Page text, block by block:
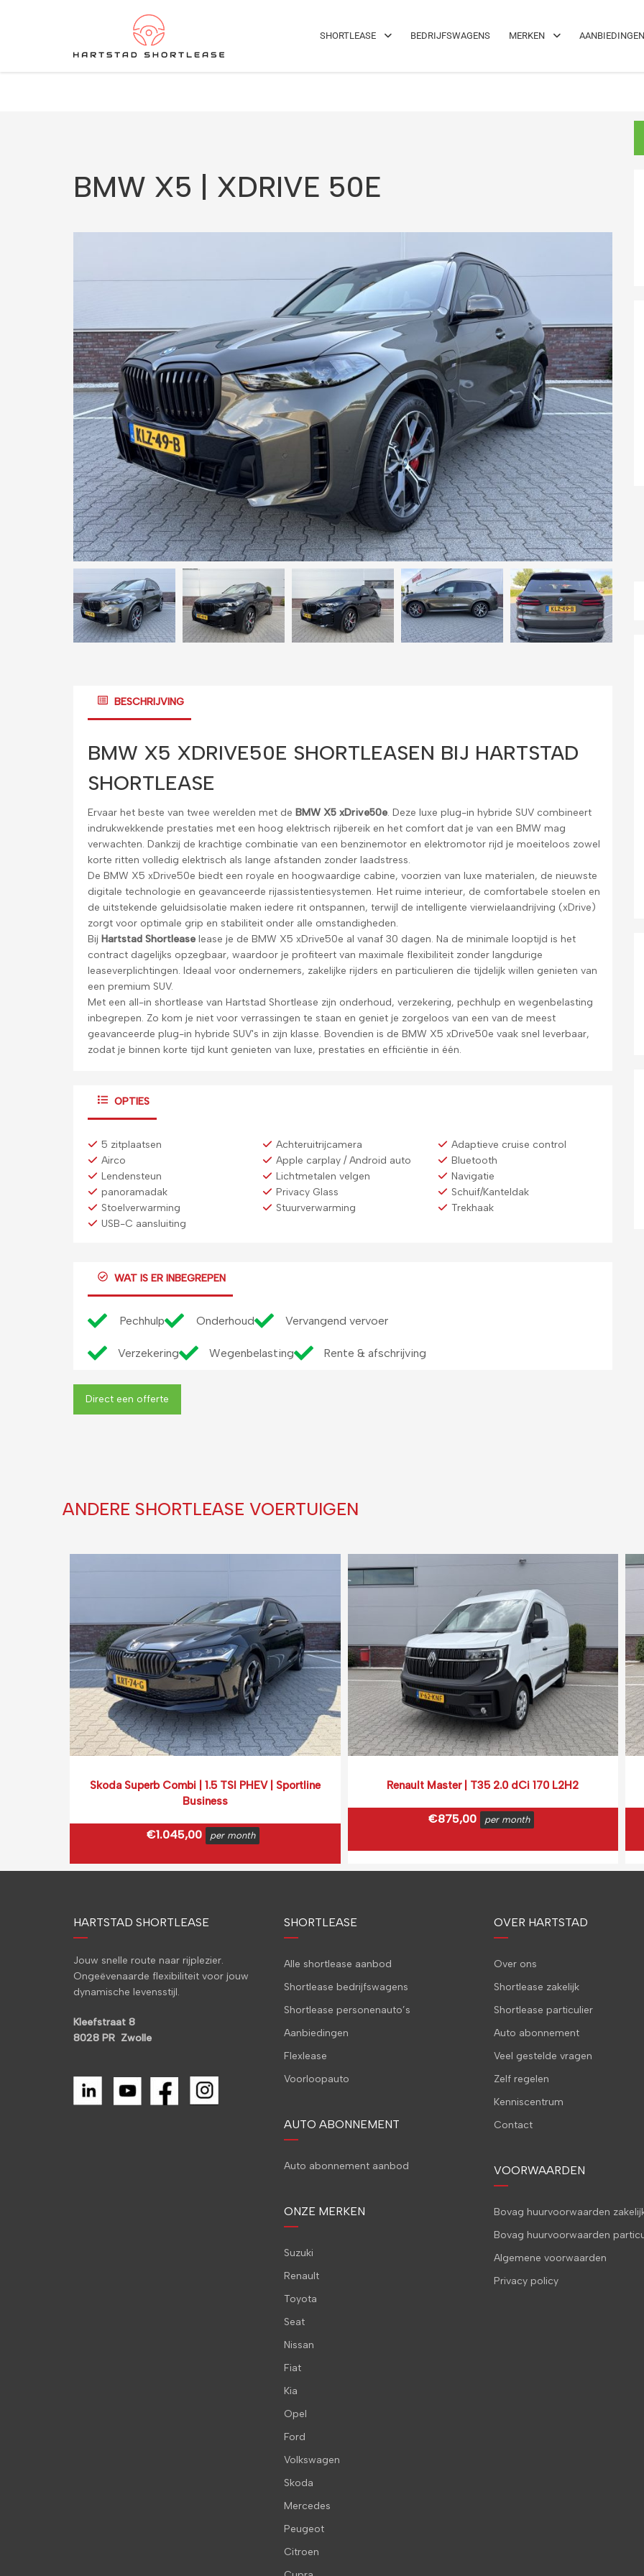
4.5 / 5.0
10+ jaar ervaring in shortlease – Betrouwbaar & flexibel!
Maximale flexibiliteit
SHORTLEASE BEDRIJFSWAGENS MERKEN AANBIEDINGEN
BMW X5 | XDRIVE 50E
BESCHRIJVING
BMW X5 XDRIVE50E SHORTLEASEN BIJ HARTSTAD
SHORTLEASE
Ervaar het beste van twee werelden met de BMW X5 xDrive50e. Deze luxe plug-in hybride SUV combineert
indrukwekkende prestaties met een hoog elektrisch rijbereik en het comfort dat je van een BMW mag
verwachten. Dankzij de krachtige combinatie van een benzinemotor en elektromotor rijd je moeiteloos zowel
korte ritten volledig elektrisch als lange afstanden zonder laadstress.
De BMW X5 xDrive50e biedt een royale en hoogwaardige cabine, voorzien van luxe materialen, de nieuwste
digitale technologie en geavanceerde rijassistentiesystemen. Het ruime interieur, de comfortabele stoelen en
de uitstekende geluidsisolatie maken iedere rit ontspannen, terwijl de intelligente vierwielaandrijving (xDrive)
zorgt voor optimale grip en stabiliteit onder alle omstandigheden.
Bij Hartstad Shortlease lease je de BMW X5 xDrive50e al vanaf 30 dagen. Na de minimale looptijd is het
contract dagelijks opzegbaar, waardoor je profiteert van maximale flexibiliteit zonder langdurige
leaseverplichtingen. Ideaal voor ondernemers, zakelijke rijders en particulieren die tijdelijk willen genieten van
een premium SUV.
Met een all-in shortlease van Hartstad Shortlease zijn onderhoud, verzekering, pechhulp en wegenbelasting
inbegrepen. Zo kom je niet voor verrassingen te staan en geniet je zorgeloos van een van de meest
geavanceerde plug-in hybride SUV's in zijn klasse. Bovendien is de BMW X5 xDrive50e vaak snel leverbaar,
zodat je binnen korte tijd kunt genieten van luxe, prestaties en efficiëntie in één.
OPTIES
5 zitplaatsen Achteruitrijcamera
Adaptieve cruise control
Airco
Apple carplay / Android auto
Bluetooth
Lendensteun
Lichtmetalen velgen
Navigatie
panoramadak
Privacy Glass
Schuif/Kanteldak
Stoelverwarming
Stuurverwarming
Trekhaak
USB-C aansluiting
WAT IS ER INBEGREPEN
Pechhulp Onderhoud Vervangend vervoer
Verzekering Wegenbelasting Rente & afschrijving
Direct een offerte
ANDERE SHORTLEASE VOERTUIGEN
Skoda Superb Combi | 1.5 TSI PHEV | Sportline
Business
€1.045,00 per month
Prijs op basis van 2000 km per month.
Renault Master | T35 2.0 dCi 170 L2H2
€875,00 per month
€1.058,75incl. BTW
HARTSTAD SHORTLEASE
Jouw snelle route naar rijplezier.
Ongeëvenaarde flexibiliteit voor jouw
dynamische levensstijl.
Kleefstraat 8
8028 PR Zwolle
SHORTLEASE
Alle shortlease aanbod
Shortlease bedrijfswagens
Shortlease personenauto’s
Aanbiedingen
Flexlease
Voorloopauto
AUTO ABONNEMENT
Auto abonnement aanbod
ONZE MERKEN
Suzuki
Renault
Toyota
Seat
Nissan
Fiat
Kia
Opel
Ford
Volkswagen
Skoda
Mercedes
Peugeot
Citroen
OVER HARTSTAD
Over ons
Shortlease zakelijk
Shortlease particulier
Auto abonnement
Veel gestelde vragen
Zelf regelen
Kenniscentrum
Contact
VOORWAARDEN
Bovag huurvoorwaarden
Bovag huurvoorwaarden
Algemene voorwaarden
Privacy policy